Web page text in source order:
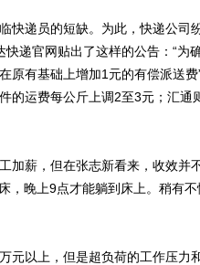
递员的短缺。为此，快递公司
递官网贴出了这样的公告：“为
原有基础上增加1元的有偿派送
的运费每公斤上调2至3元；汇
薪，但在张志新看来，收效并
，晚上9点才能躺到床上。稍有
以上，但是超负荷的工作压力